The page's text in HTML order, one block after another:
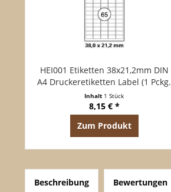
HEI001 Etiketten 38x21,2mm DIN
A4 Druckeretiketten Label (1 Pckg.
á 100 Blatt)
Inhalt 1 Stück
8,15 € *
Zum Produkt
Beschreibung Bewertungen